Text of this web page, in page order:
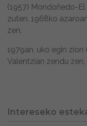
(1957) Mondoñedo-
zuten. 1968ko
zen.
1979an, uko egin
Valentzian zendu
Intereseko